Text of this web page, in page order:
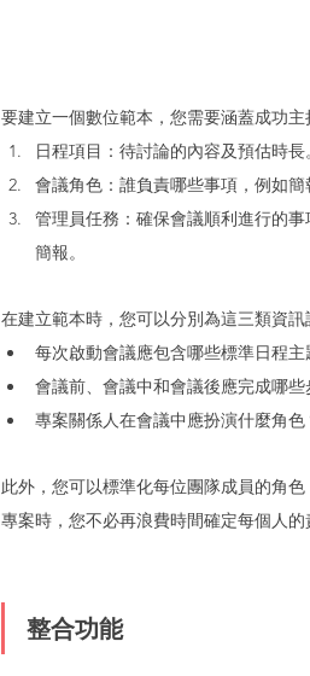
要建立一個數位範本，您需要涵蓋成功
日程項目：待討論的內容及預估時長。
會議角色：誰負責哪些事項，例如簡
管理員任務：確保會議順利進行的
簡報。
在建立範本時，您可以分別為這三類資訊
每次啟動會議應包含哪些標準日程主
會議前、會議中和會議後應完成哪些
專案關係人在會議中應扮演什麼角色
此外，您可以標準化每位團隊成員的角
專案時，您不必再浪費時間確定每個人的
整合功能